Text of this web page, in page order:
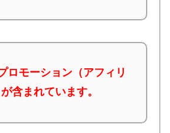
ロモーション（アフィリ
含まれています。